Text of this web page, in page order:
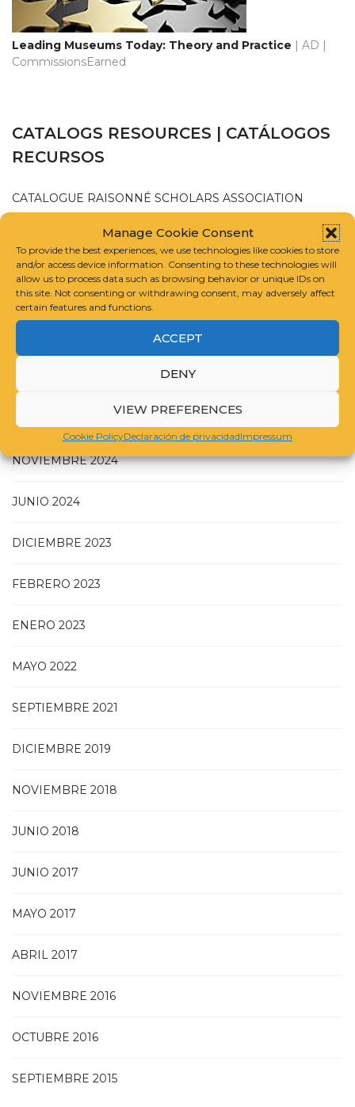
Manage Cookie Consent
To provide the best experiences, we use technologies like cookies to store
and/or access device information. Consenting to these technologies will
allow us to process data such as browsing behavior or unique IDs on
this site. Not consenting or withdrawing consent, may adversely affect
certain features and functions.
ACCEPT
DENY
VIEW PREFERENCES
Cookie PolicyDeclaración de privacidadImpressum
Leading Museums Today: Theory and Practice | AD |
CommissionsEarned
CATALOGS RESOURCES | CATÁLOGOS
RECURSOS
CATALOGUE RAISONNÉ SCHOLARS ASSOCIATION
INTERNATIONAL FOUNDATION FOR ART RESEARCH
GUIDELINES FOR COMPILING A CATALOGUE RAISONNÉ
NOVIEMBRE 2024
JUNIO 2024
DICIEMBRE 2023
FEBRERO 2023
ENERO 2023
MAYO 2022
SEPTIEMBRE 2021
DICIEMBRE 2019
NOVIEMBRE 2018
JUNIO 2018
JUNIO 2017
MAYO 2017
ABRIL 2017
NOVIEMBRE 2016
OCTUBRE 2016
SEPTIEMBRE 2015